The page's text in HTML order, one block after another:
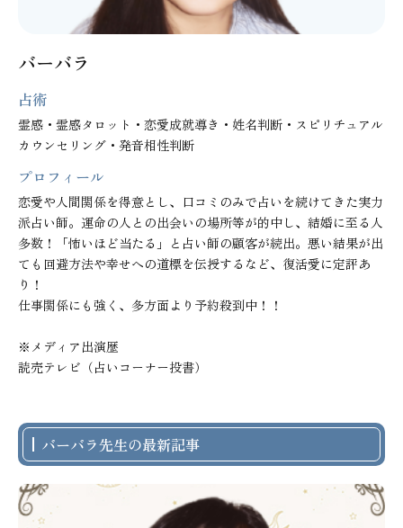
バーバラ
占術
霊感・霊感タロット・恋愛成就導き・姓名判断・スピリチュアル
カウンセリング・発音相性判断
プロフィール
恋愛や人間関係を得意とし、口コミのみで占いを続けてきた実力
派占い師。運命の人との出会いの場所等が的中し、結婚に至る人
多数！「怖いほど当たる」と占い師の顧客が続出。悪い結果が出
ても回避方法や幸せへの道標を伝授するなど、復活愛に定評あ
り！
仕事関係にも強く、多方面より予約殺到中！！
※メディア出演歴
読売テレビ（占いコーナー投書）
バーバラ先生の最新記事